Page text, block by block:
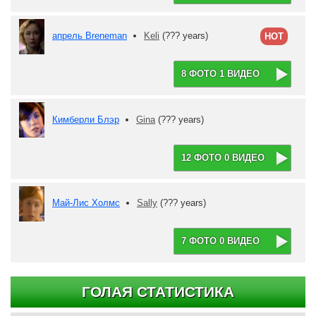
апрель Breneman Keli (??? years)
8 ФОТО 1 ВИДЕО
HOT
Кимберли Блэр Gina (??? years)
12 ФОТО 0 ВИДЕО
Май-Лис Холмс Sally (??? years)
7 ФОТО 0 ВИДЕО
ГОЛАЯ СТАТИСТИКА